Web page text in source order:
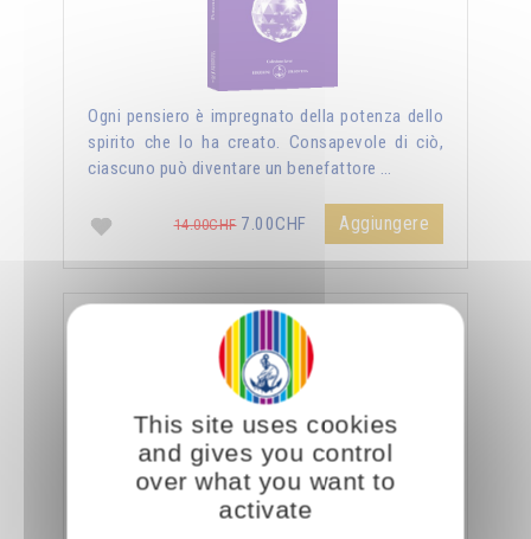
Ogni pensiero è impregnato della potenza dello
spirito che lo ha creato. Consapevole di ciò,
ciascuno può diventare un benefattore …
14.00CHF7.00CHF Aggiungere
La sessualità forza del cielo
This site uses cookies
and gives you control
over what you want to
activate